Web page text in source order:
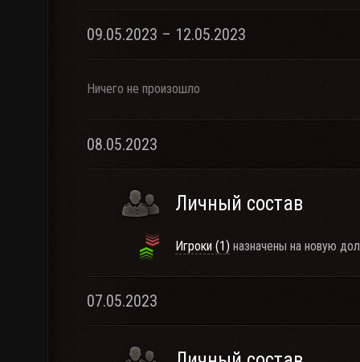
09.05.2023 – 12.05.2023
Ничего не произошло
08.05.2023
Личный состав
Игроки (1) назначены на новую
07.05.2023